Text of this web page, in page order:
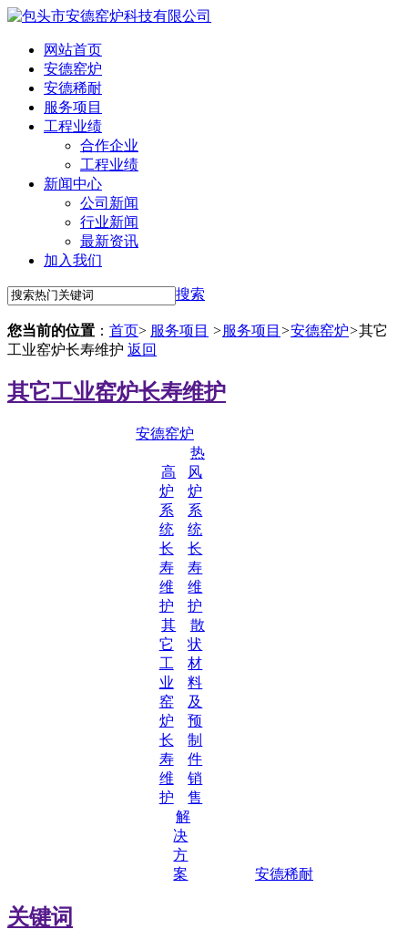
网站首页
安德窑炉
安德稀耐
服务项目
工程业绩
合作企业
工程业绩
新闻中心
公司新闻
行业新闻
最新资讯
加入我们
搜索
您当前的位置 ： 首页> 服务项目 >服务项目 >安德窑炉>其它
工业窑炉长寿维护 返回
其它工业窑炉长寿维护
安德窑炉
高
炉
系
统
长
寿
维
护
热
风
炉
系
统
长
寿
维
护
其
它
工
业
窑
炉
长
寿
维
护
散
状
材
料
及
预
制
件
销
售
解
决
方
案
安德稀耐
关键词